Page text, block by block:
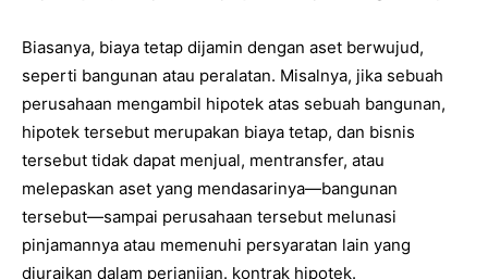
Biasanya, biaya tetap dijamin dengan aset berwujud,
seperti bangunan atau peralatan. Misalnya, jika sebuah
perusahaan mengambil hipotek atas sebuah bangunan,
hipotek tersebut merupakan biaya tetap, dan bisnis
tersebut tidak dapat menjual, mentransfer, atau
melepaskan aset yang mendasarinya—bangunan
tersebut—sampai perusahaan tersebut melunasi
pinjamannya atau memenuhi persyaratan lain yang
diuraikan dalam perjanjian. kontrak hipotek.